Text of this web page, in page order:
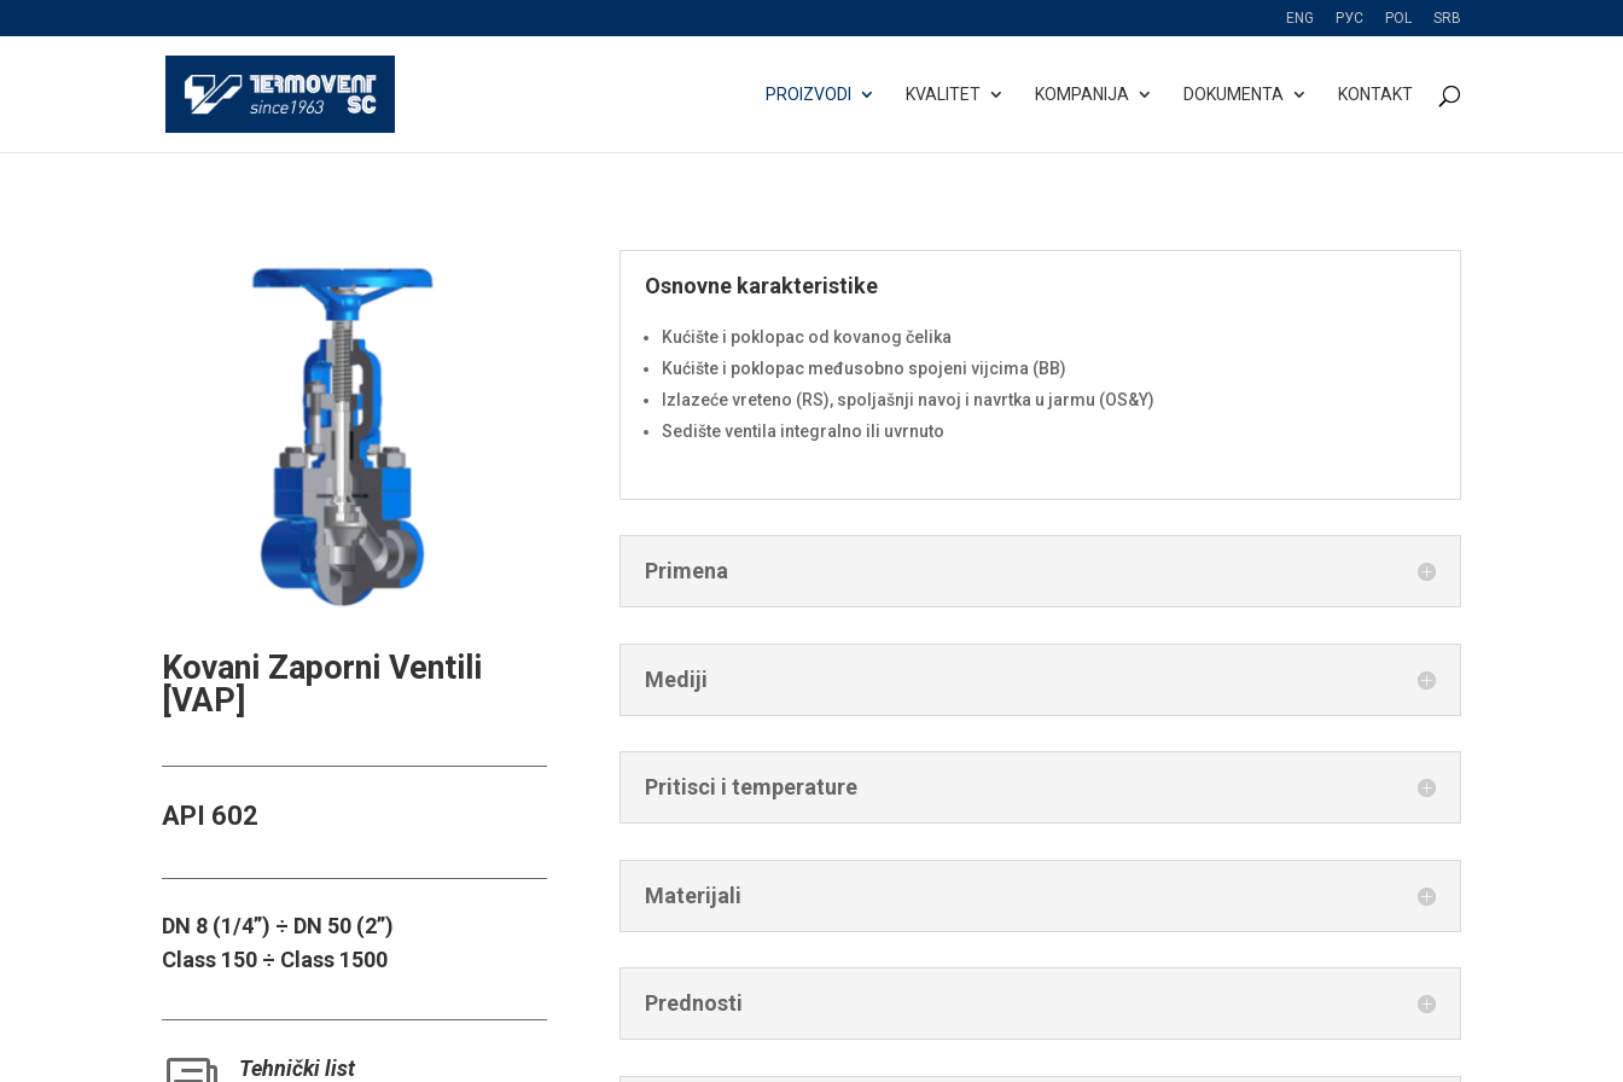
ENG РУС POL SRB
PROIZVODI KVALITET KOMPANIJA DOKUMENTA KONTAKT
Kovani Zaporni Ventili
[VAP]
API 602
DN 8 (1/4”) ÷ DN 50 (2”)
Class 150 ÷ Class 1500
Tehnički list
Osnovne karakteristike
Kućište i poklopac od kovanog čelika
Kućište i poklopac međusobno spojeni vijcima (BB)
Izlazeće vreteno (RS), spoljašnji navoj i navrtka u jarmu (OS&Y)
Sedište ventila integralno ili uvrnuto
Primena
Mediji
Pritisci i temperature
Materijali
Prednosti